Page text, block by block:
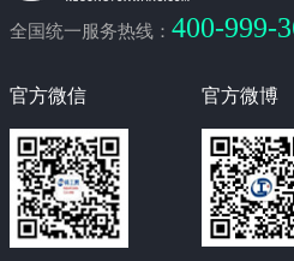
全国统一服务热线： 400-999-
官方微信 官方微博